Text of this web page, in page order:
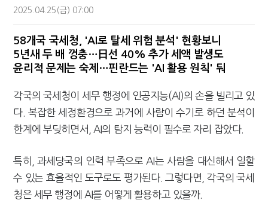
전자담배 통관, 이제 제품이 아니라 공급망을 본다
고액자산가 더 옥죈다…해외신탁 미신고 제보에 포상금
반도체·AI로봇 국내 생산땐 세금 깎아준다
"10년 넘게 7급은 문제"...인사로 답한 임광현 국세청장
2025.04.25 (금) 07:00
58개국 국세청, 'AI로 탈세 위험 분석' 현황보니
5년새 두 배 껑충…日선 40% 추가 세액 발생도
윤리적 문제는 숙제…핀란드는 'AI 활용 원칙' 둬
각국의 국세청이 세무 행정에 인공지능(AI)의 손을 빌리고 있
다. 복잡한 세정환경으로 과거에 사람이 수기로 하던 분석이
한계에 부딪히면서, AI의 탐지 능력이 필수로 자리 잡았다.
특히, 과세당국의 인력 부족으로 AI는 사람을 대신해서 일할
수 있는 효율적인 도구로도 평가된다. 그렇다면, 각국의 국세
청은 세무 행정에 AI를 어떻게 활용하고 있을까.